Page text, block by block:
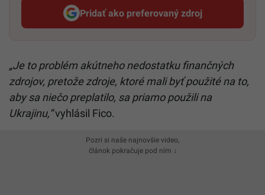
Pridať ako preferovaný zdroj
Startitup, odkaz sa otvorí v
„Je to problém akútneho nedostatku finančných
zdrojov, pretože zdroje, ktoré mali byť použité na to,
aby sa niečo preplatilo, sa priamo použili na
Ukrajinu,“vyhlásil Fico.
Pozri si naše najnovšie video,
článok pokračuje pod ním ↓